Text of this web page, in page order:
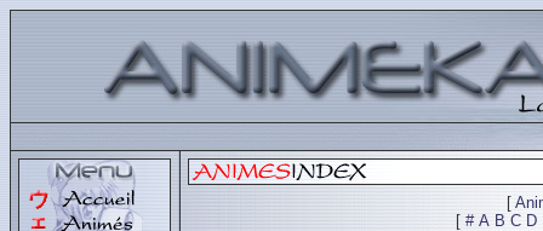
[
[ # A B C D